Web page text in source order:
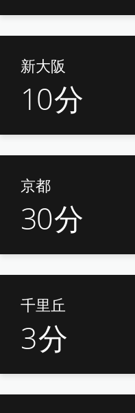
新大阪
10分
京都
30分
千里丘
3分